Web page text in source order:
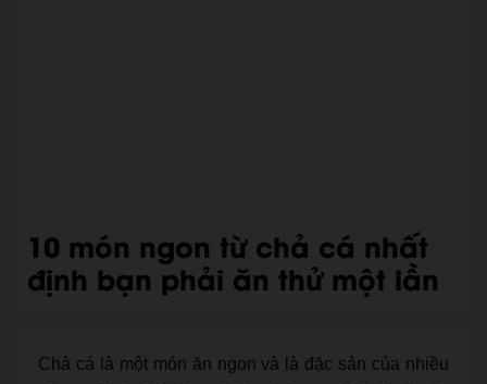
10 món ngon từ chả cá nhất
định bạn phải ăn thử một lần
Chả cá là một món ăn ngon và là đặc sản của nhiều